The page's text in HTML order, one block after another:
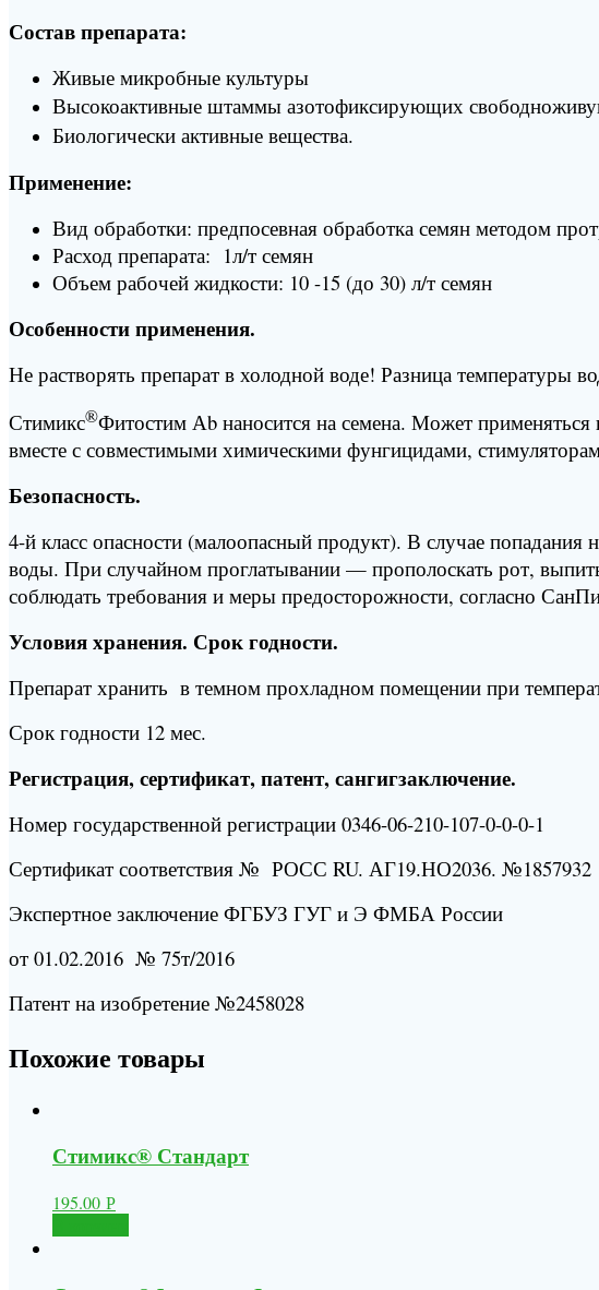
Состав препарата:
Живые микробные культуры
Высокоактивные штаммы азотофиксирующих
Биологически активные вещества.
Применение:
Вид обработки: предпосевная обработка семян методом
Расход препарата: 1л/т семян
Объем рабочей жидкости: 10 -15 (до 30) л/т семян
Особенности применения.
Не растворять препарат в холодной воде! Разница температуры
Стимикс®Фитостим Аb наносится на семена. Может
вместе с совместимыми химическими фунгицидами,
Безопасность.
4-й класс опасности (малоопасный продукт). В случае
воды. При случайном проглатывании — прополоскать рот,
соблюдать требования и меры предосторожности, согласно
Условия хранения. Срок годности.
Препарат хранить в темном прохладном помещении при
Срок годности 12 мес.
Регистрация, сертификат, патент, сангигзаключение.
Номер государственной регистрации 0346-06-210-107-0-0-0-1
Сертификат соответствия № РОСС RU. АГ19.НО2036. №1857932
Экспертное заключение ФГБУЗ ГУГ и Э ФМБА России
от 01.02.2016 № 75т/2016
Патент на изобретение №2458028
Похожие товары
Стимикс® Стандарт
195.00 Р